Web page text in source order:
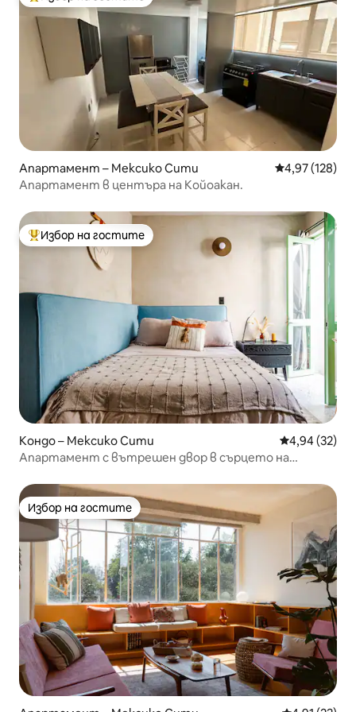
Най-популярен избор на гостите
Апартамент – Мексико Сити Средна
4,97 (128)
Апартамент в центъра на Койоакан.
Най-популярен избор на гостите
Избор на гостите
Кондо – Мексико Сити Средна
4,94 (32)
Апартамент с вътрешен двор в сърцето на
Избор на гостите
Избор на гостите